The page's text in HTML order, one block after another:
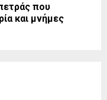
που
και μνήμες